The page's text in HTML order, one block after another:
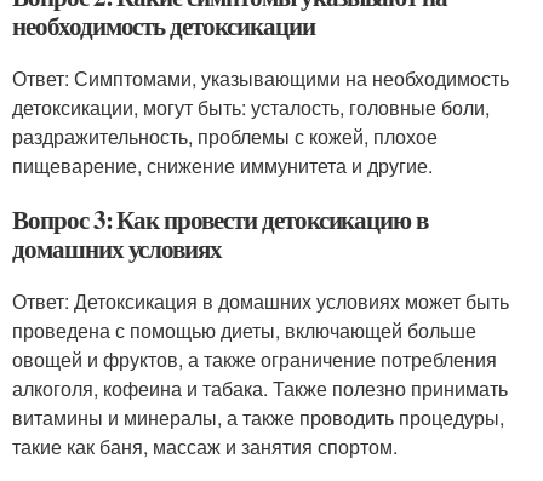
необходимость детоксикации
Ответ: Симптомами, указывающими на необходимость
детоксикации, могут быть: усталость, головные боли,
раздражительность, проблемы с кожей, плохое
пищеварение, снижение иммунитета и другие.
Вопрос 3: Как провести детоксикацию в
домашних условиях
Ответ: Детоксикация в домашних условиях может быть
проведена с помощью диеты, включающей больше
овощей и фруктов, а также ограничение потребления
алкоголя, кофеина и табака. Также полезно принимать
витамины и минералы, а также проводить процедуры,
такие как баня, массаж и занятия спортом.